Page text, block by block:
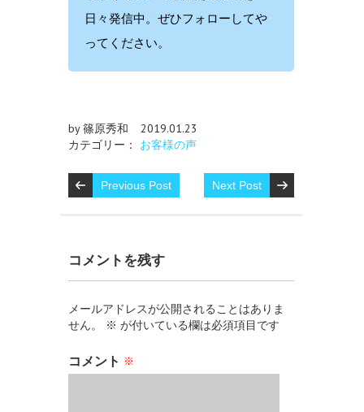
日々発信中。ぜひフォローしてや
ってください。
by 篠原秀和
2019.01.23
カテゴリー： お客様の声
Previous Post Next Post
コメントを残す
メールアドレスが公開されることはありま
せん。
※ が付いている欄は必須項目です
コメント ※